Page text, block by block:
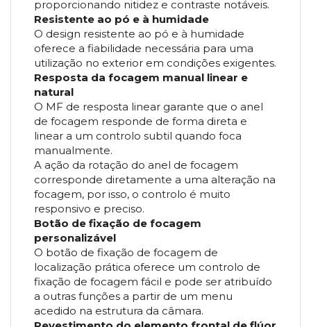
proporcionando nitidez e contraste notáveis.
Resistente ao pó e à humidade
O design resistente ao pó e à humidade
oferece a fiabilidade necessária para uma
utilização no exterior em condições exigentes.
Resposta da focagem manual linear e
natural
O MF de resposta linear garante que o anel
de focagem responde de forma direta e
linear a um controlo subtil quando foca
manualmente.
A ação da rotação do anel de focagem
corresponde diretamente a uma alteração na
focagem, por isso, o controlo é muito
responsivo e preciso.
Botão de fixação de focagem
personalizável
O botão de fixação de focagem de
localização prática oferece um controlo de
fixação de focagem fácil e pode ser atribuído
a outras funções a partir de um menu
acedido na estrutura da câmara.